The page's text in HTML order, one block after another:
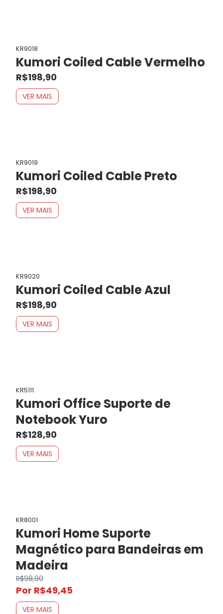
KR9018
Kumori Coiled Cable Vermelho
R$198,90
VER MAIS
KR9019
Kumori Coiled Cable Preto
R$198,90
VER MAIS
KR9020
Kumori Coiled Cable Azul
R$198,90
VER MAIS
KR5111
Kumori Office Suporte de
Notebook Yuro
R$128,90
VER MAIS
KR8001
Kumori Home Suporte
Magnético para Bandeiras em
Madeira
R$98,90
Por R$49,45
VER MAIS